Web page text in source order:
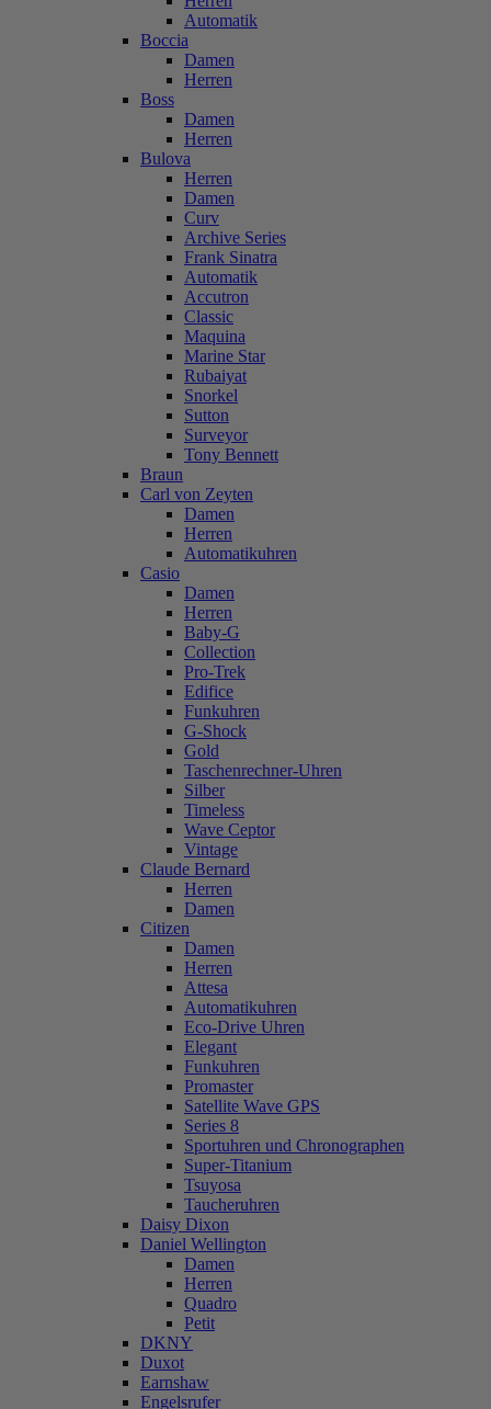
Automatik
Boccia
Damen
Herren
Boss
Damen
Herren
Bulova
Herren
Damen
Curv
Archive Series
Frank Sinatra
Automatik
Accutron
Classic
Maquina
Marine Star
Rubaiyat
Snorkel
Sutton
Surveyor
Tony Bennett
Braun
Carl von Zeyten
Damen
Herren
Automatikuhren
Casio
Damen
Herren
Baby-G
Collection
Pro-Trek
Edifice
Funkuhren
G-Shock
Gold
Taschenrechner-Uhren
Silber
Timeless
Wave Ceptor
Vintage
Claude Bernard
Herren
Damen
Citizen
Damen
Herren
Attesa
Automatikuhren
Eco-Drive Uhren
Elegant
Funkuhren
Promaster
Satellite Wave GPS
Series 8
Sportuhren und Chronographen
Super-Titanium
Tsuyosa
Taucheruhren
Daisy Dixon
Daniel Wellington
Damen
Herren
Quadro
Petit
DKNY
Duxot
Earnshaw
Engelsrufer